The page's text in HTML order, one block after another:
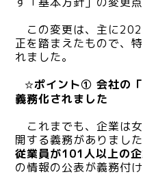
この変更は、主に
正を踏まえたもので、
れました。
☆ポイント① 会社の
義務化されました
これまでも、企業は
開する義務がありまし
従業員が101人以上の
の情報の公表が義務付け